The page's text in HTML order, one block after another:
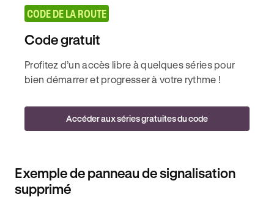
CODE DE LA ROUTE
Code gratuit
Profitez d’un accès libre à quelques séries pour
bien démarrer et progresser à votre rythme !
Accéder aux séries gratuites du code
Exemple de panneau de signalisation
supprimé